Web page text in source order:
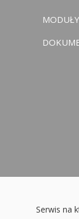
Serwis na